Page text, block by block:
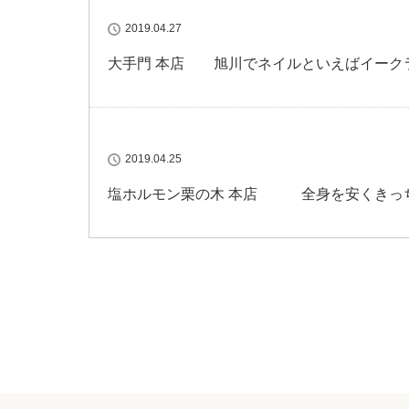
2019.04.27
大手門 本店 旭川でネイルといえばイーク
2019.04.25
塩ホルモン栗の木 本店 全身を安くきっ